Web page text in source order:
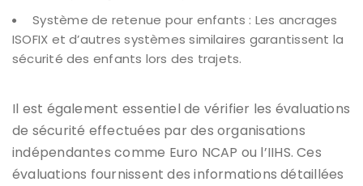
Système de retenue pour enfants : Les ancrages
ISOFIX et d’autres systèmes similaires garantissent la
sécurité des enfants lors des trajets.
Il est également essentiel de vérifier les évaluations
de sécurité effectuées par des organisations
indépendantes comme Euro NCAP ou l’IIHS. Ces
évaluations fournissent des informations détaillées